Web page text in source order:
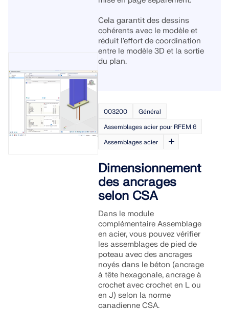
Logiciel CFD pour souffleries numériques
API Dlubal
Votre porte vers la modélisation paramétrique et
Découvrir l’API
OBTENIR DE L’ASSISTANCE
OBTENIR UNE VERSION GRATUITE
CONTACTER LE SUPPORT
faites passer votre carrière à un niveau supérieur.
DÉCOUVRIR LES OFFRES D’EMPLOI
Cela garantit des dessins
cohérents avec le modèle et
réduit l'effort de coordination
entre le modèle 3D et la sortie
du plan.
003200
Général
Assemblages acier pour RFEM 6
Assemblages acier
Dimensionnement
des ancrages
selon CSA
Dans le module
complémentaire Assemblage
en acier, vous pouvez vérifier
les assemblages de pied de
poteau avec des ancrages
noyés dans le béton (ancrage
à tête hexagonale, ancrage à
crochet avec crochet en L ou
en J) selon la norme
canadienne CSA.